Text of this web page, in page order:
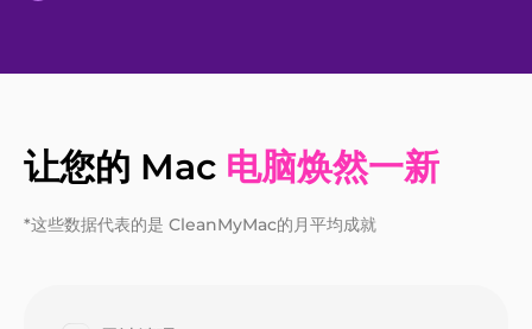
让您的 Mac 电脑焕然一新
*这些数据代表的是 CleanMyMac的月平均成就